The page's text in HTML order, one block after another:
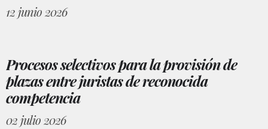
12 junio 2026
Procesos selectivos para la provisión de
plazas entre juristas de reconocida
competencia
02 julio 2026